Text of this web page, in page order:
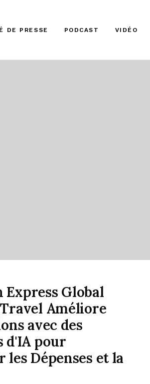
DE PRESSE PODCAST VIDÉO
Express Global
Améliore
avec des
d'IA pour
les Dépenses et la